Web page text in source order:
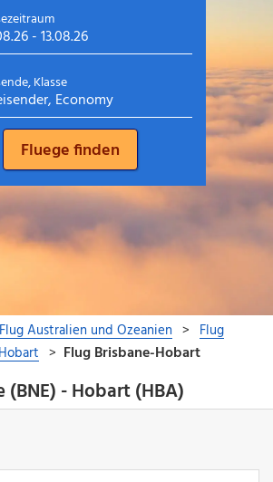
(BNE) - Hobart (HBA)